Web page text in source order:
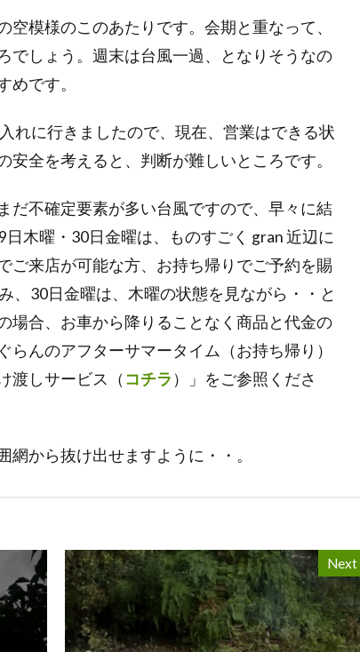
模様のこのあたりです。会期と重なって、
でしょう。週末は台風一過、となりそうなの
めです。
れに行きましたので、現在、営業はできる状
全を考えると、判断が難しいところです。
だ不確定要素が多い台風ですので、早々に結
木曜・30日金曜は、ものすごく gran 近辺に
ご来店が可能な方、お持ち帰りでご予約を賜
、30日金曜は、木曜の状態を見ながら・・と
場合、お車から降りることなく商品と代金の
らんのアフターサマータイム（お持ち帰り）
渡しサービス（ コチラ ）」をご参照くださ
から抜け出せますように・・。
Next